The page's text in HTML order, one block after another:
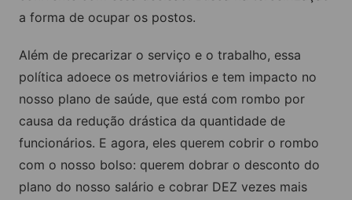
a forma de ocupar os postos.
Além de precarizar o serviço e o trabalho, essa
política adoece os metroviários e tem impacto no
nosso plano de saúde, que está com rombo por
causa da redução drástica da quantidade de
funcionários. E agora, eles querem cobrir o rombo
com o nosso bolso: querem dobrar o desconto do
plano do nosso salário e cobrar DEZ vezes mais